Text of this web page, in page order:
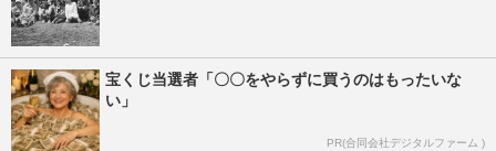
宝くじ当選者「〇〇をやらずに買うのはもったいな
い」
PR(合同会社デジタルファーム )